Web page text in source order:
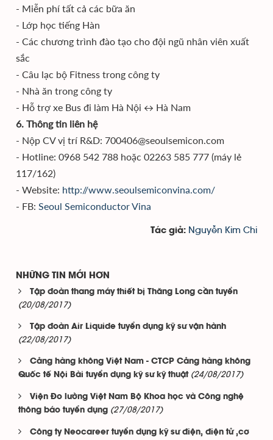
- Miễn phí tất cả các bữa ăn
- Lớp học tiếng Hàn
- Các chương trình đào tạo cho đội ngũ nhân viên xuất
sắc
- Câu lạc bộ Fitness trong công ty
- Nhà ăn trong công ty
- Hỗ trợ xe Bus đi làm Hà Nội ↔ Hà Nam
6. Thông tin liên hệ
- Nộp CV vị trí R&D: 700406@seoulsemicon.com
- Hotline: 0968 542 788 hoặc 02263 585 777 (máy lẻ
117/162)
- Website: http://www.seoulsemiconvina.com/
- FB: Seoul Semiconductor Vina
Tác giả: Nguyễn Kim Chi
NHỮNG TIN MỚI HƠN
Tập đoàn thang máy thiết bị Thăng Long cần tuyển
(20/08/2017)
Tập đoàn Air Liquide tuyển dụng kỹ sư vận hành
(22/08/2017)
Cảng hàng không Việt Nam - CTCP Cảng hàng không
Quốc tế Nội Bài tuyển dụng kỹ sư kỹ thuật (24/08/2017)
Viện Đo lường Việt Nam Bộ Khoa học và Công nghệ
thông báo tuyển dụng (27/08/2017)
Công ty Neocareer tuyển dụng kỹ sư điện, điện tử ,cơ